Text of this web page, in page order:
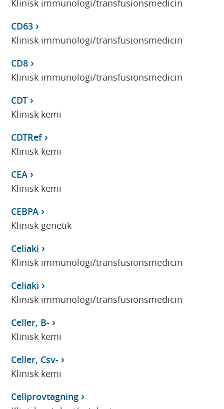
Klinisk immunologi/transfusionsmedicin
CD63
Klinisk immunologi/transfusionsmedicin
CD8
Klinisk immunologi/transfusionsmedicin
CDT
Klinisk kemi
CDTRef
Klinisk kemi
CEA
Klinisk kemi
CEBPA
Klinisk genetik
Celiaki
Klinisk immunologi/transfusionsmedicin
Celiaki
Klinisk immunologi/transfusionsmedicin
Celler, B-
Klinisk kemi
Celler, Csv-
Klinisk kemi
Cellprovtagning